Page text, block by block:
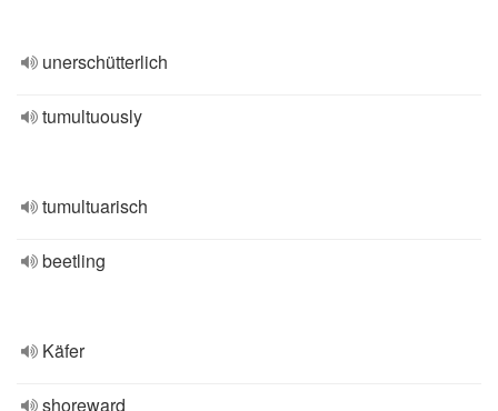
unerschütterlich
tumultuously
tumultuarisch
beetling
Käfer
shoreward